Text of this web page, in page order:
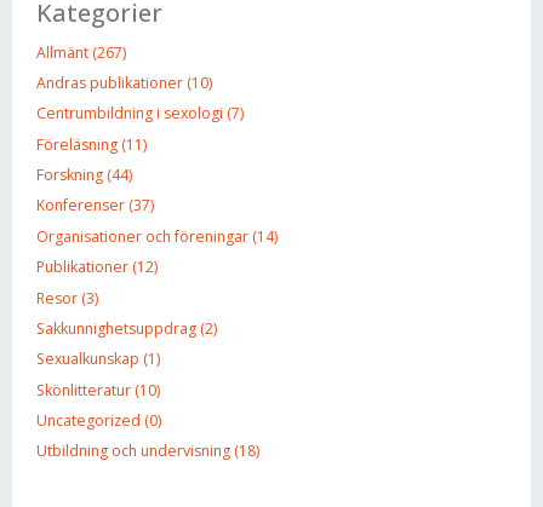
Kategorier
Allmänt (267)
Andras publikationer (10)
Centrumbildning i sexologi (7)
Föreläsning (11)
Forskning (44)
Konferenser (37)
Organisationer och föreningar (14)
Publikationer (12)
Resor (3)
Sakkunnighetsuppdrag (2)
Sexualkunskap (1)
Skönlitteratur (10)
Uncategorized (0)
Utbildning och undervisning (18)